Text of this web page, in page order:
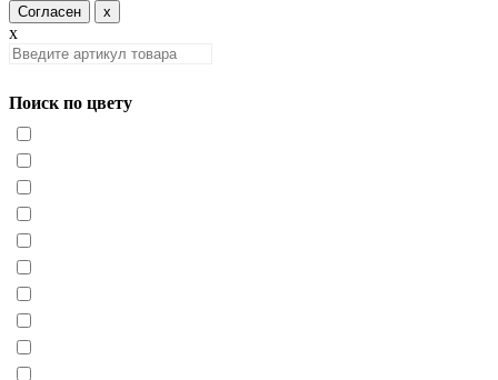
Согласен x
x
Поиск по цвету